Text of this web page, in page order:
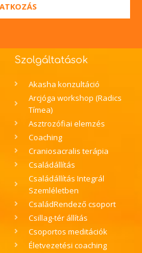
Szolgáltatások
Akasha konzultáció
Arcjóga workshop (Radics
Tímea)
Asztrozófiai elemzés
Coaching
Craniosacralis terápia
Családállítás
Családállítás Integrál
Szemléletben
CsaládRendező csoport
Csillag-tér állítás
Csoportos meditációk
Életvezetési coaching